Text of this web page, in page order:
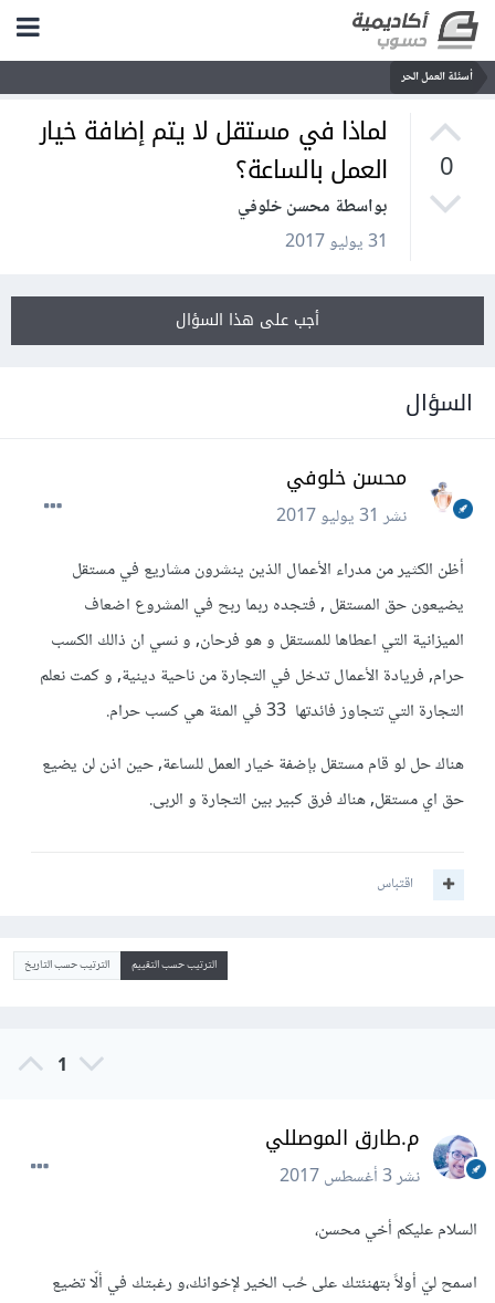
أسئلة العمل الحر
0
لماذا في مستقل لا يتم إضافة خيار
العمل بالساعة؟
بواسطة محسن خلوفي
31 يوليو 2017
أجب على هذا السؤال
السؤال
محسن خلوفي
نشر31 يوليو 2017
أظن الكثير من مدراء الأعمال الذين ينشرون مشاريع في مستقل
يضيعون حق المستقل , فتجده ربما ربح في المشروع اضعاف
الميزانية التي اعطاها للمستقل و هو فرحان, و نسي ان ذالك الكسب
حرام, فريادة الأعمال تدخل في التجارة من ناحية دينية, و كمت نعلم
التجارة التي تتجاوز فائدتها 33 في المئة هي كسب حرام.
هناك حل لو قام مستقل بإضفة خيار العمل للساعة, حين اذن لن يضيع
حق اي مستقل, هناك فرق كبير بين التجارة و الربى.
اقتباس
الترتيب حسب التقييم الترتيب حسب التاريخ
1
م.طارق الموصللي
نشر3 أغسطس 2017
السلام عليكم أخي محسن،
اسمح ليّ أولاً بتهنئتك على حُب الخير لإخوانك،و رغبتك في ألّا تضيع